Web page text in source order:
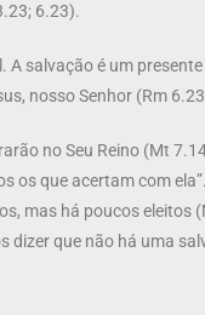
6.23).
salvação é um
nosso Senhor (Rm
no Seu Reino (Mt
os que acertam com
mas há poucos eleitos
dizer que não há uma